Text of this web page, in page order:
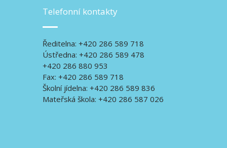
Telefonní kontakty
Ředitelna: +420 286 589 718
Ústředna: +420 286 589 478
+420 286 880 953
Fax: +420 286 589 718
Školní jídelna: +420 286 589 836
Mateřská škola: +420 286 587 026